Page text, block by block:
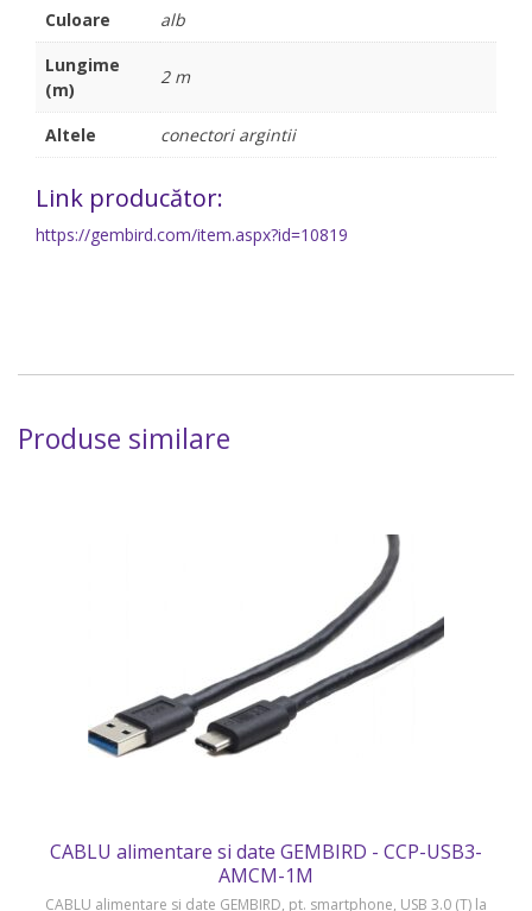
Culoare
alb
Lungime
(m)
2 m
Altele conectori argintii
Link producător:
https://gembird.com/item.aspx?id=10819
Produse similare
CABLU alimentare si date GEMBIRD - CCP-USB3-
AMCM-1M
CABLU alimentare si date GEMBIRD, pt. smartphone, USB 3.0 (T) la